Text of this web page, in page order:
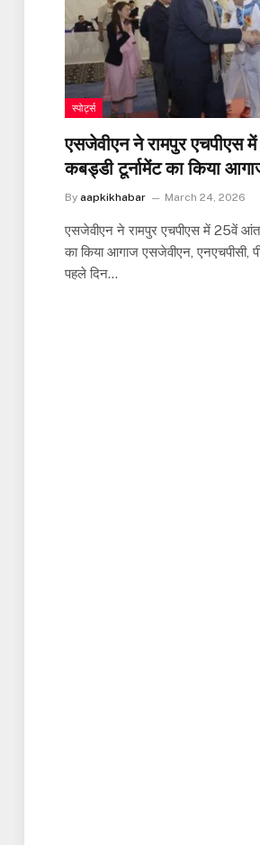
स्पोर्ट्स
एसजेवीएन ने रामपुर एचपीएस
कबड्डी टूर्नामेंट का किया
By aapkikhabar March 24, 2026
एसजेवीएन ने रामपुर एचपीएस में 25वें
का किया आगाज एसजेवीएन, एनएचपीसी,
पहले दिन…